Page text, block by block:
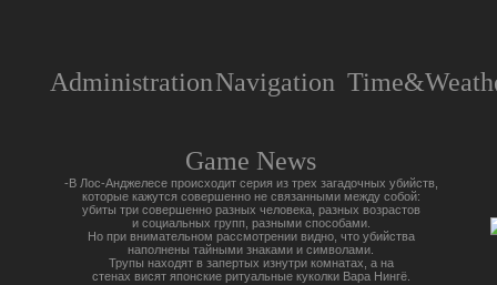
AdministrationNavigation
Game News
-В Лос-Анджелесе происходит серия из трех загадочных убийств,
которые кажутся совершенно не связанными между собой:
убиты три совершенно разных человека, разных возрастов
и социальных групп, разными способами.
Но при внимательном рассмотрении видно, что убийства
наполнены тайными знаками и символами.
Трупы находят в запертых изнутри комнатах, а на
стенах висят японские ритуальные куколки Вара Нингё.